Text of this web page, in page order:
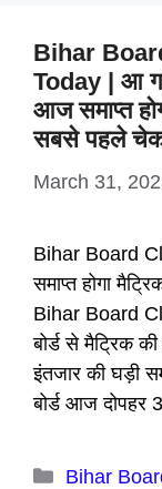
Bihar
Today | आ
आज समाप्त
सबसे पहले
March 31,
Bihar Board
समाप्त होगा
Bihar Board
बोर्ड से मैट्रिक
इंतजार की घड़ी
बोर्ड आज
Categories
Bihar